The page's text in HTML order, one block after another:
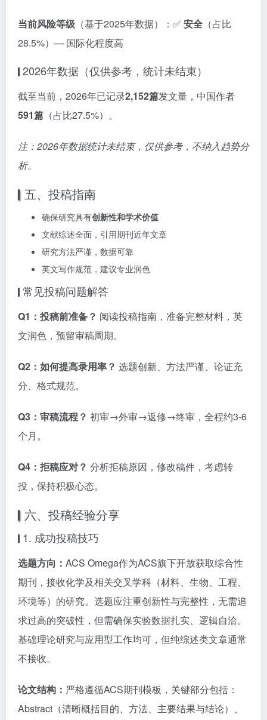
当前风险等级 （基于2025年数据）：✅ 安全 （占比
28.5%）— 国际化程度高
2026年数据（仅供参考，统计未结束）
截至当前，2026年已记录2,152篇发文量，中国作者
591篇 （占比27.5%）。
注：2026年数据统计未结束，仅供参考，不纳入趋势分
析。
五、投稿指南
确保研究具有创新性和学术价值
文献综述全面，引用期刊近年文章
研究方法严谨，数据可靠
英文写作规范，建议专业润色
常见投稿问题解答
Q1：投稿前准备？ 阅读投稿指南，准备完整材料，英
文润色，预留审稿周期。
Q2：如何提高录用率？ 选题创新、方法严谨、论证充
分、格式规范。
Q3：审稿流程？ 初审→外审→返修→终审，全程约3-6
个月。
Q4：拒稿应对？ 分析拒稿原因，修改稿件，考虑转
投，保持积极心态。
六、投稿经验分享
1. 成功投稿技巧
选题方向： ACS Omega作为ACS旗下开放获取综合性
期刊，接收化学及相关交叉学科（材料、生物、工程、
环境等）的研究。选题应注重创新性与完整性，无需追
求过高的突破性，但需确保实验数据扎实、逻辑自洽。
基础理论研究与应用型工作均可，但纯综述类文章通常
不接收。
论文结构： 严格遵循ACS期刊模板，关键部分包括：
Abstract（清晰概括目的、方法、主要结果与结论）、